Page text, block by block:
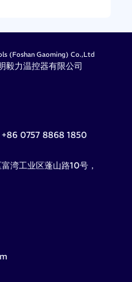
(Foshan Gaoming) Co.,Ltd
毅力温控器有限公司
0757 8868 1850
湾工业区蓬山路10号，